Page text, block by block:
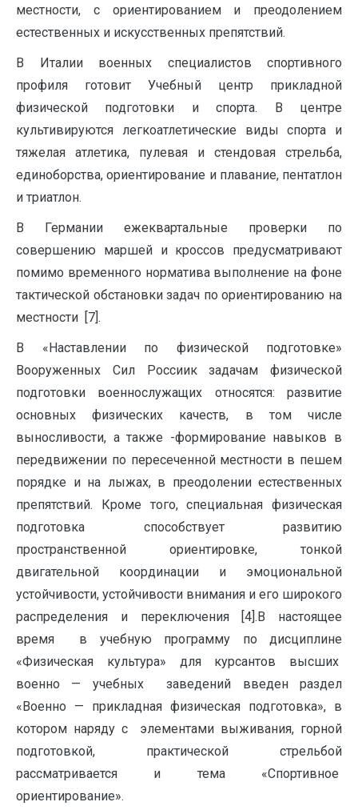
местности, с ориентированием и преодолением
естественных и искусственных препятствий.
В Италии военных специалистов спортивного
профиля готовит Учебный центр прикладной
физической подготовки и спорта. В центре
культивируются легкоатлетические виды спорта и
тяжелая атлетика, пулевая и стендовая стрельба,
единоборства, ориентирование и плавание, пентатлон
и триатлон.
В Германии ежеквартальные проверки по
совершению маршей и кроссов предусматривают
помимо временного норматива выполнение на фоне
тактической обстановки задач по ориентированию на
местности [7].
В «Наставлении по физической подготовке»
Вооруженных Сил Россиик задачам физической
подготовки военнослужащих относятся: развитие
основных физических качеств, в том числе
выносливости, а также -формирование навыков в
передвижении по пересеченной местности в пешем
порядке и на лыжах, в преодолении естественных
препятствий. Кроме того, специальная физическая
подготовка способствует развитию
пространственной ориентировке, тонкой
двигательной координации и эмоциональной
устойчивости, устойчивости внимания и его широкого
распределения и переключения [4].В настоящее
время в учебную программу по дисциплине
«Физическая культура» для курсантов высших
военно — учебных заведений введен раздел
«Военно — прикладная физическая подготовка», в
котором наряду с элементами выживания, горной
подготовкой, практической стрельбой
рассматривается и тема «Спортивное
ориентирование».